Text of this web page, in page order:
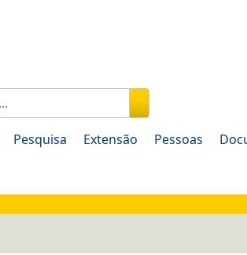
Pesquisa Extensão Pessoas